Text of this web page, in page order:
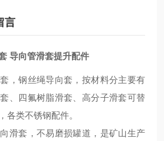
言
导向管滑套提升配件
，钢丝绳导向套， 按材料分主要有
、四氟树脂滑套、高分子滑套可替
各类不锈钢配件。
滑套，不易磨损罐道，是矿山生产